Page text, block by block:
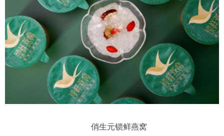
俏生元锁鲜燕窝